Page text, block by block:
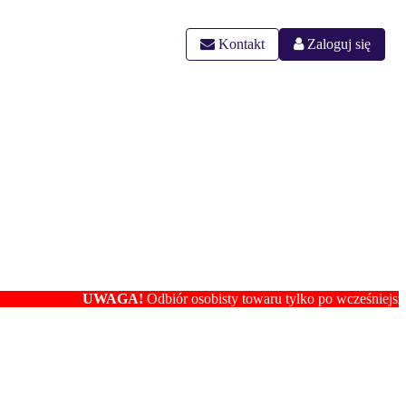
Kontakt Zaloguj się
UWAGA!Odbiór osobisty towaru tylko po wcześniejszym